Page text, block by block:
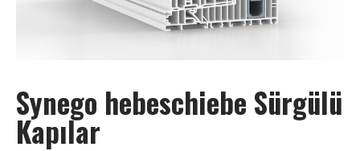
Synego hebeschiebe Sürgülü
Kapılar